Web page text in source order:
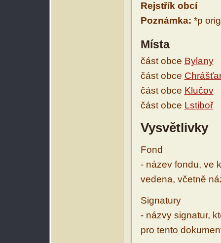
Rejstřík obcí
Poznámka: *p
Místa
část obce Bylany
část obce
část obce Klučov
část obce Lstiboř
Vysvětlivky
Fond
- název fondu, ve
vedena, včetně
Signatury
- názvy signatur,
pro tento